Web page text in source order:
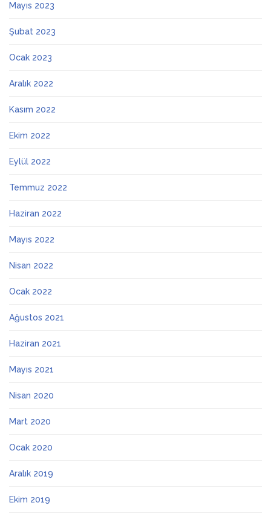
Mayıs 2023
Şubat 2023
Ocak 2023
Aralık 2022
Kasım 2022
Ekim 2022
Eylül 2022
Temmuz 2022
Haziran 2022
Mayıs 2022
Nisan 2022
Ocak 2022
Ağustos 2021
Haziran 2021
Mayıs 2021
Nisan 2020
Mart 2020
Ocak 2020
Aralık 2019
Ekim 2019